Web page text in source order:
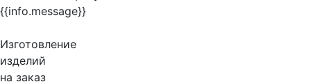
{{info.message}}
Изготовление
изделий
на заказ